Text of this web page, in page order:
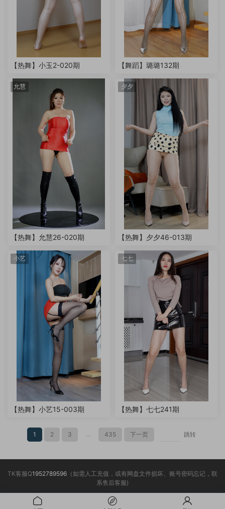
【热舞】小玉2-020期 【舞蹈】璐璐132期
允慧
【热舞】允慧26-020期
夕夕
【热舞】夕夕46-013期
小艺
【热舞】小艺15-003期
七七
【热舞】七七241期
1 2 3 ... 435 下一页 跳转
TK客服Q1952789596 （如需人工充值，或有网盘文件损坏、账号密码忘记，联
系售后客服)
___________________________________________________________________________________
________